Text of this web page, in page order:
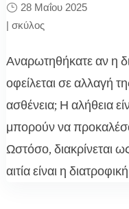
28 Μαΐου 2025
| σκύλος
Αναρωτηθήκατε αν η
οφείλεται σε αλλαγή
ασθένεια; Η αλήθεια
μπορούν να
Ωστόσο, διακρίνεται
αιτία είναι η